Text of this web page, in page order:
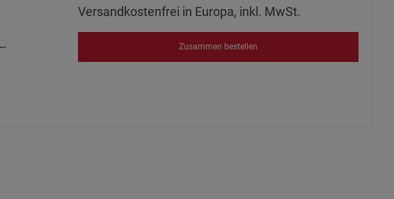
Versandkostenfrei in Europa, inkl. MwSt.
Zusammen bestellen